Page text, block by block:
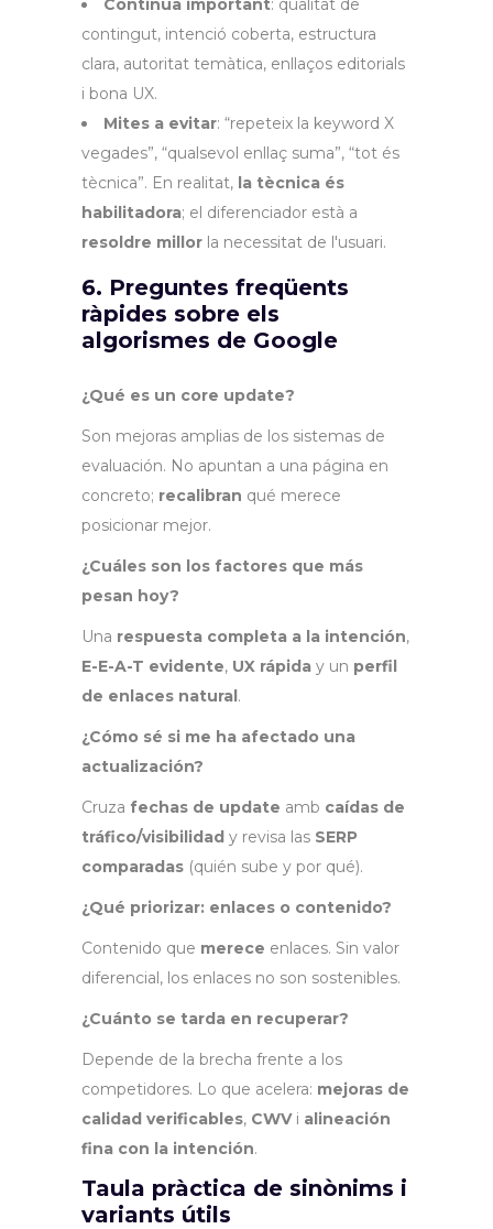
Continua important: qualitat de
contingut, intenció coberta, estructura
clara, autoritat temàtica, enllaços editorials
i bona UX.
Mites a evitar: “repeteix la keyword X
vegades”, “qualsevol enllaç suma”, “tot és
tècnica”. En realitat, la tècnica és
habilitadora; el diferenciador està a
resoldre millor la necessitat de l'usuari.
6. Preguntes freqüents
ràpides sobre els
algorismes de Google
¿Qué es un core update?
Son mejoras amplias de los sistemas de
evaluación. No apuntan a una página en
concreto; recalibran qué merece
posicionar mejor.
¿Cuáles son los factores que más
pesan hoy?
Una respuesta completa a la intención,
E-E-A-T evidente, UX rápida y un perfil
de enlaces natural.
¿Cómo sé si me ha afectado una
actualización?
Cruza fechas de update amb caídas de
tráfico/visibilidad y revisa las SERP
comparadas (quién sube y por qué).
¿Qué priorizar: enlaces o contenido?
Contenido que merece enlaces. Sin valor
diferencial, los enlaces no son sostenibles.
¿Cuánto se tarda en recuperar?
Depende de la brecha frente a los
competidores. Lo que acelera: mejoras de
calidad verificables, CWVi alineación
fina con la intención.
Taula pràctica de sinònims i
variants útils